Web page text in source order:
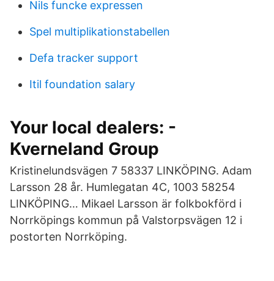
Nils funcke expressen
Spel multiplikationstabellen
Defa tracker support
Itil foundation salary
Your local dealers: -
Kverneland Group
Kristinelundsvägen 7 58337 LINKÖPING. Adam
Larsson 28 år. Humlegatan 4C, 1003 58254
LINKÖPING… Mikael Larsson är folkbokförd i
Norrköpings kommun på Valstorpsvägen 12 i
postorten Norrköping.